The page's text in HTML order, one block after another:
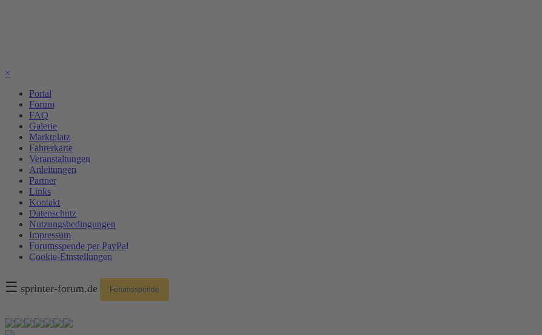
×
Portal
Forum
FAQ
Galerie
Marktplatz
Fahrerkarte
Veranstaltungen
Anleitungen
Partner
Links
Kontakt
Datenschutz
Nutzungsbedingungen
Impressum
Forumsspende per PayPal
Cookie-Einstellungen
☰ sprinter-forum.de Forumsspende